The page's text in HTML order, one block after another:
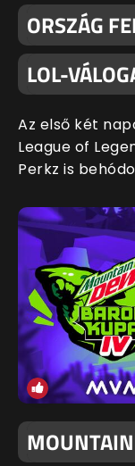
ORSZÁG
LOL-
Az első két
League of
Perkz is